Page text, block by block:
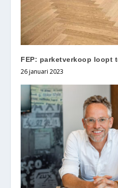
FEP: parketverkoop loopt
26 januari 2023